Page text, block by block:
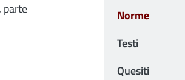
parte
Norme
Testi
Quesiti